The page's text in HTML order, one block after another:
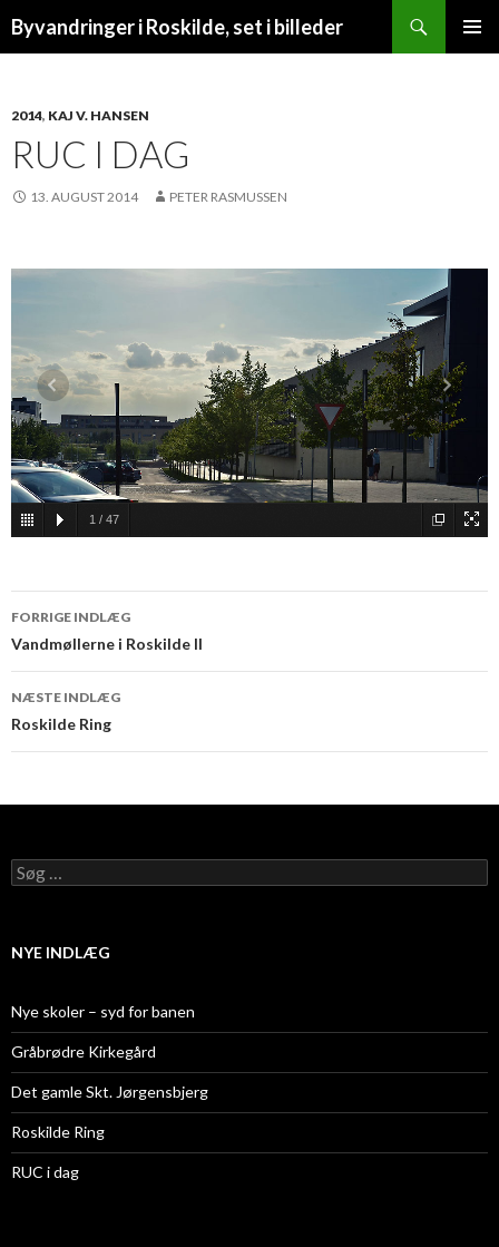
Byvandringer i Roskilde, set i billeder
2014, KAJ V. HANSEN
RUC I DAG
13. AUGUST 2014 PETER RASMUSSEN
1 / 47
Indlæg
navigation
FORRIGE INDLÆG
Vandmøllerne i Roskilde II
NÆSTE INDLÆG
Roskilde Ring
S
ø
f
r
:
NYE INDLÆG
Nye skoler – syd for banen
Gråbrødre Kirkegård
Det gamle Skt. Jørgensbjerg
Roskilde Ring
RUC i dag